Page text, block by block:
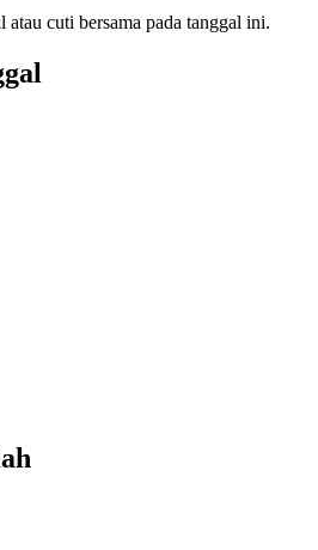
cuti bersama pada tanggal ini.